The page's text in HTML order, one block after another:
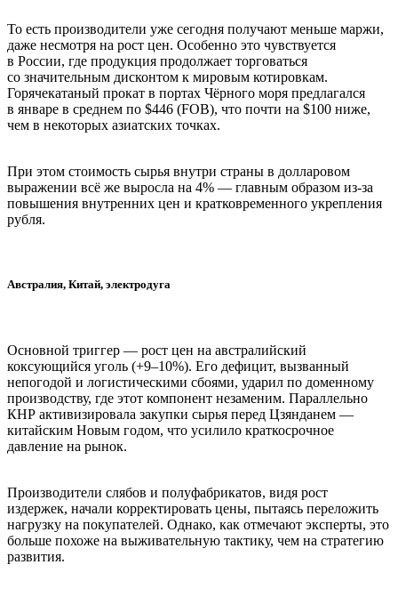
То есть производители уже сегодня получают меньше маржи,
даже несмотря на рост цен. Особенно это чувствуется
в России, где продукция продолжает торговаться
со значительным дисконтом к мировым котировкам.
Горячекатаный прокат в портах Чёрного моря предлагался
в январе в среднем по $446 (FOB), что почти на $100 ниже,
чем в некоторых азиатских точках.
При этом стоимость сырья внутри страны в долларовом
выражении всё же выросла на 4% — главным образом из-за
повышения внутренних цен и кратковременного укрепления
рубля.
Австралия, Китай, электродуга
Основной триггер — рост цен на австралийский
коксующийся уголь (+9–10%). Его дефицит, вызванный
непогодой и логистическими сбоями, ударил по доменному
производству, где этот компонент незаменим. Параллельно
КНР активизировала закупки сырья перед Цзянданем —
китайским Новым годом, что усилило краткосрочное
давление на рынок.
Производители слябов и полуфабрикатов, видя рост
издержек, начали корректировать цены, пытаясь переложить
нагрузку на покупателей. Однако, как отмечают эксперты, это
больше похоже на выживательную тактику, чем на стратегию
развития.